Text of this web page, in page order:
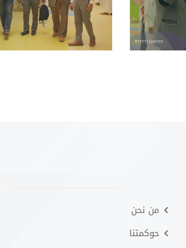
من نحن
حوكمتنا